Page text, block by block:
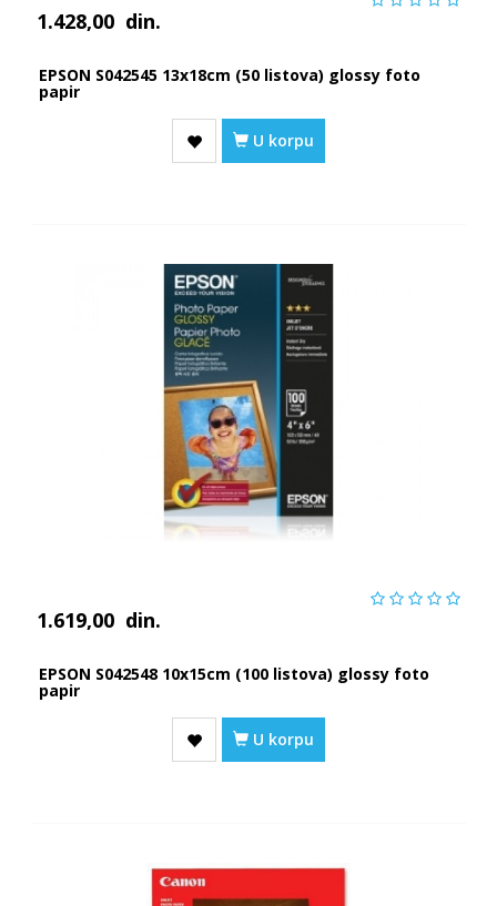
1.428,00 din.
EPSON S042545 13x18cm (50 listova) glossy foto
papir
U korpu
1.619,00 din.
EPSON S042548 10x15cm (100 listova) glossy foto
papir
U korpu